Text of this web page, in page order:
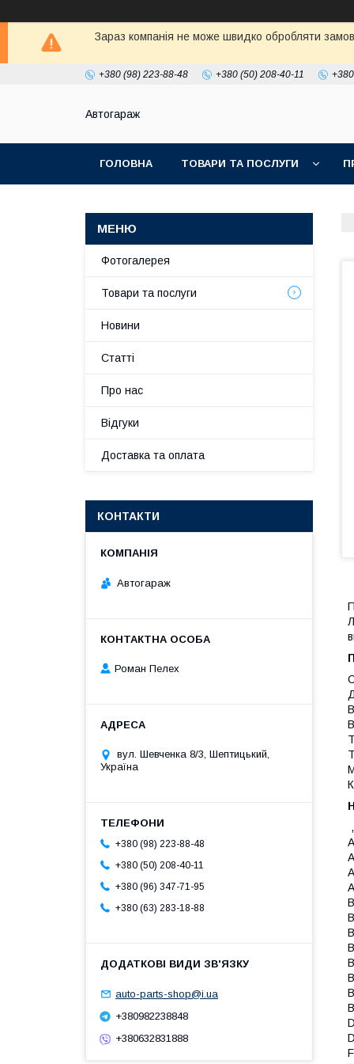
Зараз компанія не може швидко обробляти
+380 (98) 223-88-48 +380 (50) 208-40-11
Автогараж
ГОЛОВНА ТОВАРИ ТА ПОСЛУГИ
Фотогалерея
Товари та послуги
Новини
Статті
Про нас
Відгуки
Доставка та оплата
КОНТАКТИ
Автогараж
Роман Пелех
вул. Шевченка 8/3, Шептицький,
Україна
+380 (98) 223-88-48
+380 (50) 208-40-11
+380 (96) 347-71-95
+380 (63) 283-18-88
auto-parts-shop@i.ua
+380982238848
+380632831888